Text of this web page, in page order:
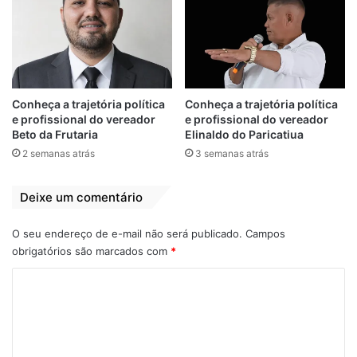
Sabendo da necessidade de ajudar as
famílias carentes de Bequimão e
preocupado com a grave Pandemia que
atingiu o Maranhão, mesmo não tendo
município, o prefeito Zé Martins, solicitou o
a colaboração da população na distribuição
do pescado afim de minimizar os efeitos da
Conheça a trajetória política
e profissional do vereador
Beto da Frutaria
2 semanas atrás
Conheça a trajetória política
e profissional do vereador
Elinaldo do Paricatiua
3 semanas atrás
Deixe um comentário
O seu endereço de e-mail não será publicado. Campos
obrigatórios são marcados com *